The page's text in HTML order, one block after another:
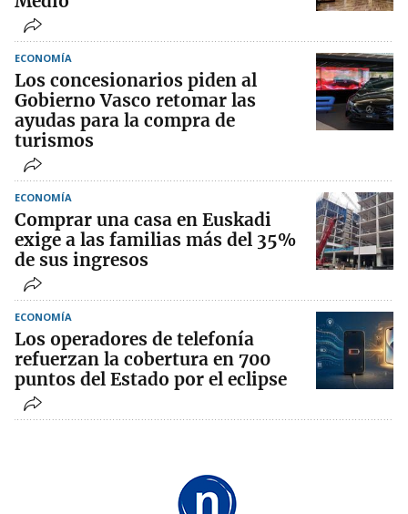
ECONOMÍA
Los concesionarios piden al
Gobierno Vasco retomar las
ayudas para la compra de
turismos
ECONOMÍA
Comprar una casa en Euskadi
exige a las familias más del 35%
de sus ingresos
ECONOMÍA
Los operadores de telefonía
refuerzan la cobertura en 700
puntos del Estado por el eclipse